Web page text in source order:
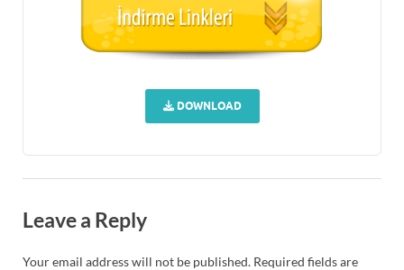
DOWNLOAD
Leave a Reply
Your email address will not be published. Required fields are